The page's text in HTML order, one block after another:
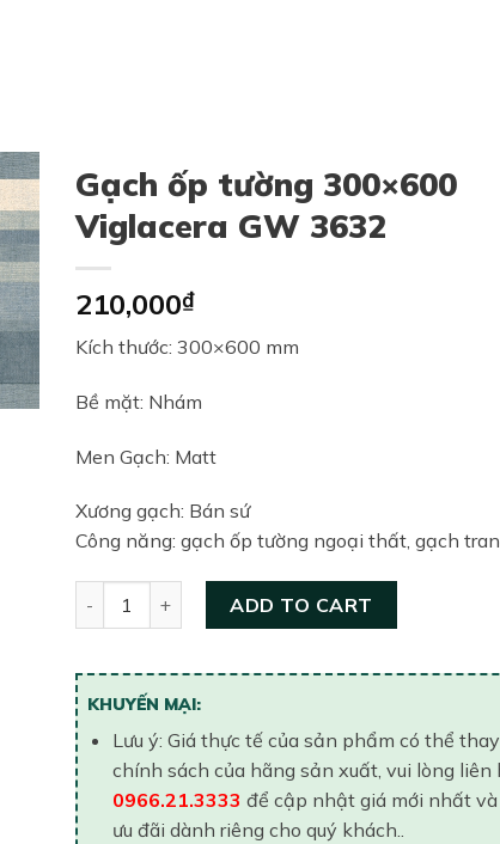
Gạch ốp tường 300×600
Viglacera GW 3632
210,000₫
Kích thước: 300×600 mm
Bề mặt: Nhám
Men Gạch: Matt
Xương gạch: Bán sứ
Công năng: gạch ốp tường ngoại thất, gạch
ADD TO CART
KHUYẾN MẠI:
Lưu ý: Giá thực tế của sản phẩm có thể
chính sách của hãng sản xuất, vui lòng liên
0966.21.3333 để cập nhật giá mới nhất
ưu đãi dành riêng cho quý khách..